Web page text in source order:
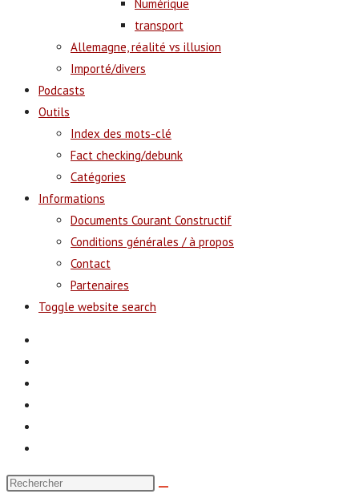
Numérique
transport
Allemagne, réalité vs illusion
Importé/divers
Podcasts
Outils
Index des mots-clé
Fact checking/debunk
Catégories
Informations
Documents Courant Constructif
Conditions générales / à propos
Contact
Partenaires
Toggle website search